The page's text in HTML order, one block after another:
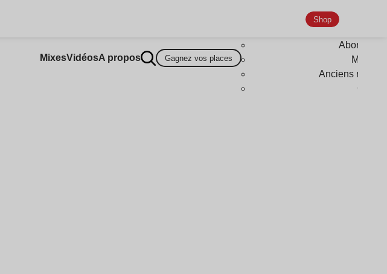
MixesVidéosA propos Gagnez vos places
Shop
Anciens